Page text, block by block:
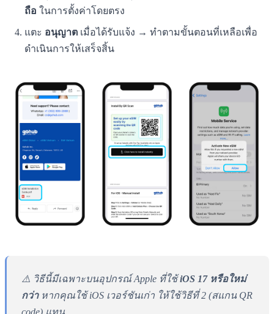
ถือ ในการตั้งค่าโดยตรง
แตะ อนุญาต เมื่อได้รับแจ้ง → ทำตามขั้นตอนที่เหลือเพื่อ
ดำเนินการให้เสร็จสิ้น
⚠️ วิธีนี้มีเฉพาะบนอุปกรณ์ Apple ที่ใช้iOS 17 หรือใหม่
กว่าหากคุณใช้ iOS เวอร์ชันเก่า ให้ใช้วิธีที่ 2 (สแกน QR
code) แทน